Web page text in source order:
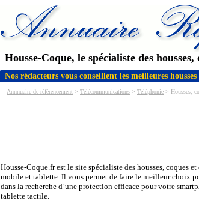
Housse-Coque, le spécialiste des housses,
Nos rédacteurs vous conseillent les meilleures
Annnuaire de référencement > Télécommunications > Téléphonie > Housses,
Housse-Coque.fr est le site spécialiste des housses, coques
mobile et tablette. Il vous permet de faire le meilleur choix
dans la recherche d’une protection efficace pour votre
tablette tactile.